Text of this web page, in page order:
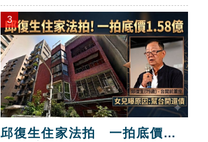
3
邱復生住家法拍 一拍底價